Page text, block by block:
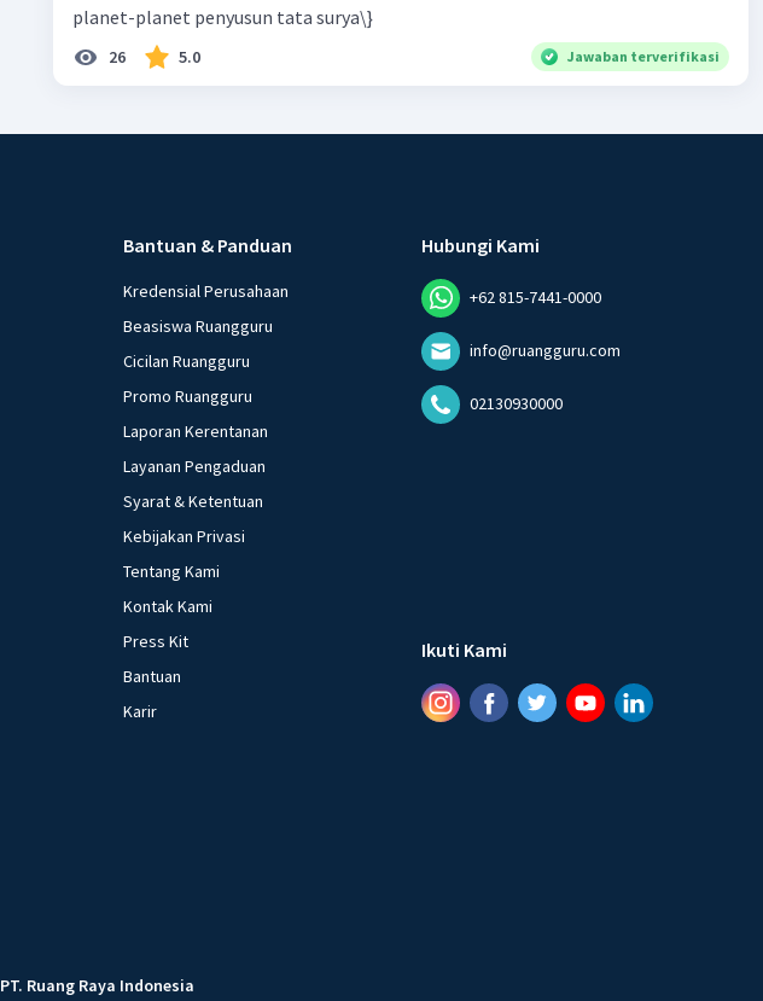
planet-planet penyusun tata surya\}
26 5.0 Jawaban terverifikasi
Bantuan & Panduan
Kredensial Perusahaan
Beasiswa Ruangguru
Cicilan Ruangguru
Promo Ruangguru
Laporan Kerentanan
Layanan Pengaduan
Syarat & Ketentuan
Kebijakan Privasi
Tentang Kami
Kontak Kami
Press Kit
Bantuan
Karir
Hubungi Kami
+62 815-7441-0000
info@ruangguru.com
02130930000
Ikuti Kami
PT. Ruang Raya Indonesia